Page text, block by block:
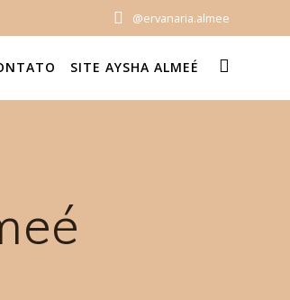
@ervanaria.almee
SITE AYSHA ALMEÉ